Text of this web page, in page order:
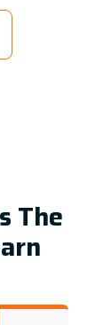
The